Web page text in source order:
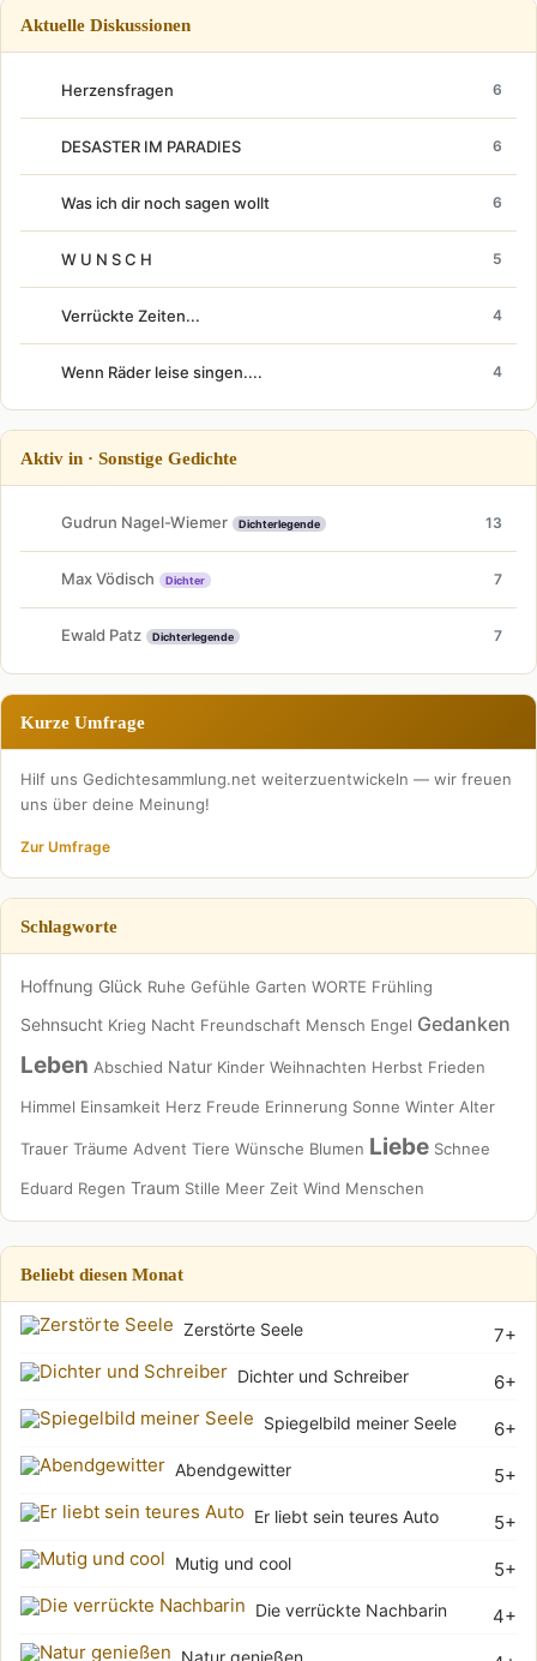
Aktuelle Diskussionen
Herzensfragen 6
DESASTER IM PARADIES 6
Was ich dir noch sagen wollt 6
W U N S C H 5
Verrückte Zeiten... 4
Wenn Räder leise singen.... 4
Aktiv in · Sonstige Gedichte
Gudrun Nagel-Wiemer Dichterlegende 13
Max Vödisch Dichter 7
Ewald Patz Dichterlegende 7
Kurze Umfrage
Hilf uns Gedichtesammlung.net weiterzuentwickeln — wir freuen
uns über deine Meinung!
Zur Umfrage
Schlagworte
Hoffnung Glück Ruhe Gefühle Garten WORTE Frühling
Sehnsucht Krieg Nacht Freundschaft Mensch Engel Gedanken
Leben Abschied Natur Kinder Weihnachten Herbst Frieden
Himmel Einsamkeit Herz Freude Erinnerung Sonne Winter Alter
Trauer Träume Advent Tiere Wünsche Blumen Liebe Schnee
Eduard Regen Traum Stille Meer Zeit Wind Menschen
Beliebt diesen Monat
7+
Zerstörte Seele
6+
Dichter und Schreiber
6+
Spiegelbild meiner Seele
5+
Abendgewitter
5+
Er liebt sein teures Auto
5+
Mutig und cool
4+
Die verrückte Nachbarin
Natur genießen